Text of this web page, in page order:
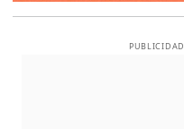
PUBLICIDAD